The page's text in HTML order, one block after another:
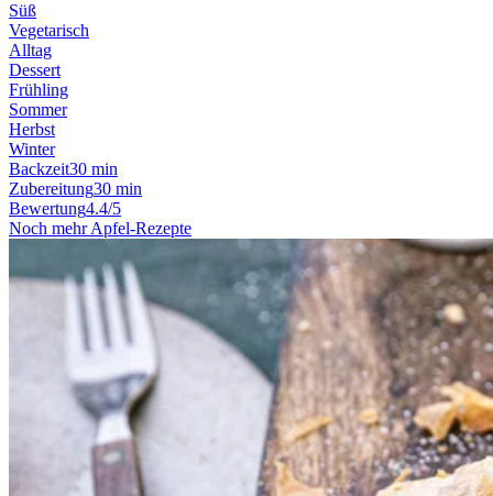
Süß
Vegetarisch
Alltag
Dessert
Frühling
Sommer
Herbst
Winter
Backzeit30 min
Zubereitung30 min
Bewertung4.4/5
Noch mehr Apfel-Rezepte